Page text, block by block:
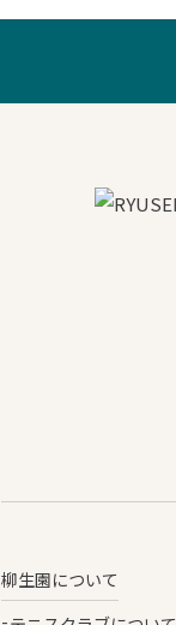
柳生園について